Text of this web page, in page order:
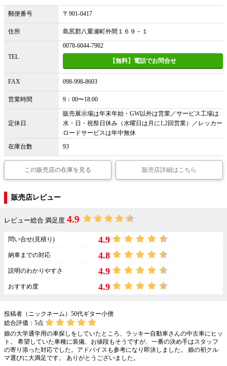
郵便番号 〒901-0417
住所 島尻郡八重瀬町外間１６９－１
TEL
0078-6044-7982
【無料】電話でお問合せ
FAX 098-998-8603
営業時間 9：00〜18:00
定休日
販売展示場は年末年始・GW以外は営業／サービス工場は
水・日・祝祭日休み（水曜日は月に1,2回営業）／レッカー
ロードサービスは年中無休
在庫台数
93
この販売店の在庫を見る 販売店詳細はこちら
販売店レビュー
レビュー総合 満足度 4.9
問い合せ(見積り) 4.9
納車までの対応 4.8
説明のわかりやすさ 4.9
おすすめ度 4.9
投稿者（ニックネーム）50代ギター小僧
総合評価： 5点
娘の大学通学用の車探しをしていたところ、ラッキー自動車さんの中古車にヒッ
ト。 希望していた車種に装備、お値段もそうですが、一番の決め手はスタッフ
の寄り添った対応でした。アドバイスも参考になり即決しました。 娘の初クル
マ選びに大満足です。 ありがとうございました。